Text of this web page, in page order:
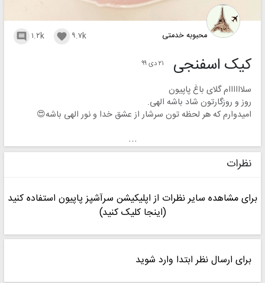
محبوبه خدمتی ۱.۲k  ۹.۷k 
کیک اسفنجی ۲۱ دی ۹۹
سلاااااام گلای باغ پاپیون
روز و روزگارتون شاد باشه الهی.
امیدوارم که هر لحظه تون سرشار از عشق خدا و نور الهی باشه😍
برا عزیزانی که علاقه مند به یادگیری دوره های مختلف شامل حکاکی و
سفره آرایی، تزیین کیک، شیرینی ،آشپزی سنتی و آشپزی مدرن، انواع
دسر و ژله و ژله تزریقی و .... دارن دوره های آموزشی مجزا گذاشتم.
واتس آپ من پیام بده 😊🙏
اگر هم دلتون خواست مستقیم از طرف خودم شرکت کنید واتس آپ و
09178843299
...
نظرات
برای مشاهده سایر نظرات از اپلیکیشن سرآشپز پاپیون استفاده کنید
(اینجا کلیک کنید)
برای ارسال نظر ابتدا وارد شوید